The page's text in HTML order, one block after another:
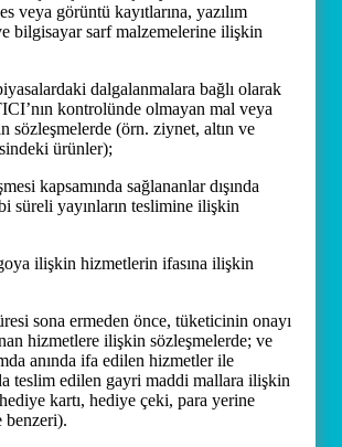
veya görüntü kayıtlarına, yazılım
bilgisayar sarf malzemelerine ilişkin
dalgalanmalara bağlı olarak
kontrolünde olmayan mal veya
sözleşmelerde (örn. ziynet, altın ve
ürünler);
kapsamında sağlananlar dışında
süreli yayınların teslimine ilişkin
ilişkin hizmetlerin ifasına ilişkin
sona ermeden önce, tüketicinin onayı
hizmetlere ilişkin sözleşmelerde; ve
anında ifa edilen hizmetler ile
teslim edilen gayri maddi mallara ilişkin
kartı, hediye çeki, para yerine
benzeri).